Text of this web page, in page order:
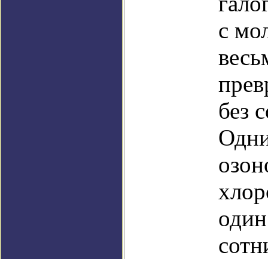
с
без